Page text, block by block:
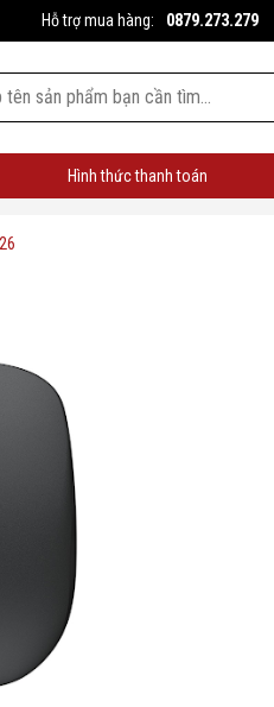
Nhà cung cấp sản phẩm giá rẻ
Hỗ trợ mua hàng: 0879.273.279
Hình thức thanh toán